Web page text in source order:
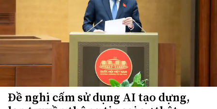
Đề nghị cấm sử dụng AI tạo dựng,